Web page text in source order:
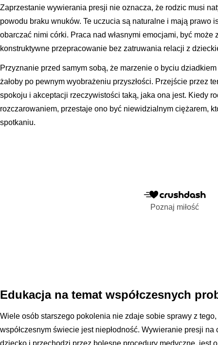
Zaprzestanie wywierania presji nie oznacza, że rodzic musi
powodu braku wnuków. Te uczucia są naturalne i mają prawo
obarczać nimi córki. Praca nad własnymi emocjami, być może
konstruktywne przepracowanie bez zatruwania relacji z
Przyznanie przed samym sobą, że marzenie o byciu
żałoby po pewnym wyobrażeniu przyszłości. Przejście przez
spokoju i akceptacji rzeczywistości taką, jaka ona jest. Kiedy
rozczarowaniem, przestaje ono być niewidzialnym ciężarem,
spotkaniu.
Poznaj miłość
Edukacja na temat współczesnych
Wiele osób starszego pokolenia nie zdaje sobie sprawy z
współczesnym świecie jest niepłodność. Wywieranie presji
dziecko i przechodzi przez bolesne procedury medyczne, jest